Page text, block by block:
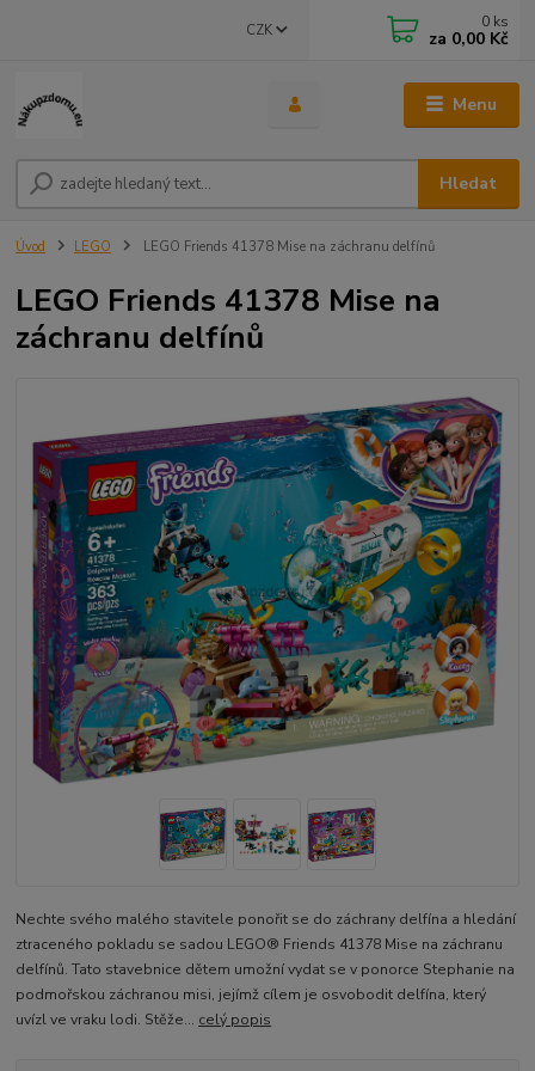
Menu
CZK
Hledat
0 ks
za 0,00 Kč
Úvod LEGO LEGO Friends 41378 Mise na záchranu delfínů
LEGO Friends 41378 Mise na
záchranu delfínů
Nechte svého malého stavitele ponořit se do záchrany delfína a hledání
ztraceného pokladu se sadou LEGO® Friends 41378 Mise na záchranu
delfínů. Tato stavebnice dětem umožní vydat se v ponorce Stephanie na
podmořskou záchranou misi, jejímž cílem je osvobodit delfína, který
uvízl ve vraku lodi. Stěže... celý popis